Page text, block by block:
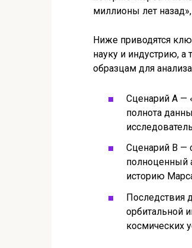
миллионы лет
Ниже приводятся
науку и индустрию, а
образцам для
Сценарий A —
полнота
Сценарий B —
полноценный
историю
Последствия
орбитальной
космических